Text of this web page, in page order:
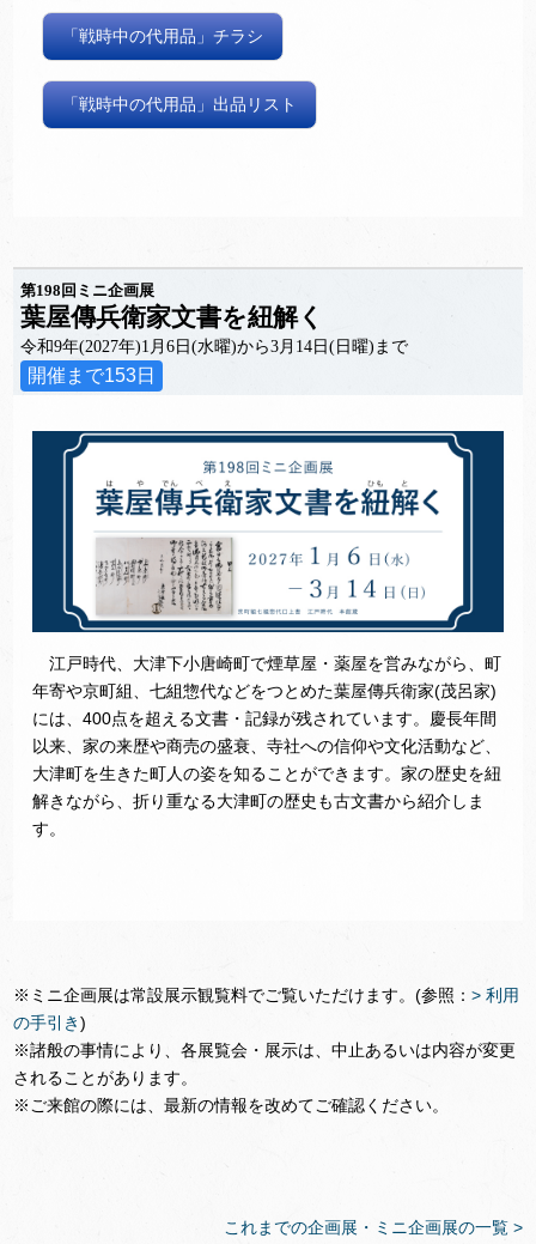
「戦時中の代用品」チラシ
「戦時中の代用品」出品リスト
第198回ミニ企画展
葉屋傳兵衛家文書を紐解く
令和9年(2027年)1月6日(水曜)から3月14日(日曜)まで
開催まで153日
江戸時代、大津下小唐崎町で煙草屋・薬屋を営みながら、町
年寄や京町組、七組惣代などをつとめた葉屋傳兵衛家(茂呂家)
には、400点を超える文書・記録が残されています。慶長年間
以来、家の来歴や商売の盛衰、寺社への信仰や文化活動など、
大津町を生きた町人の姿を知ることができます。家の歴史を紐
解きながら、折り重なる大津町の歴史も古文書から紹介しま
す。
※ミニ企画展は常設展示観覧料でご覧いただけます。(参照：> 利用
の手引き)
※諸般の事情により、各展覧会・展示は、中止あるいは内容が変更
されることがあります。
※ご来館の際には、最新の情報を改めてご確認ください。
これまでの企画展・ミニ企画展の一覧 >